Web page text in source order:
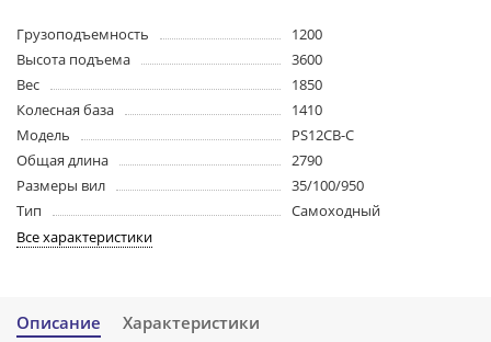
Грузоподъемность
1200
Высота подъема
3600
Вес
1850
Колесная база
1410
Модель
PS12CB-C
Общая длина
2790
Размеры вил
35/100/950
Тип
Самоходный
Все характеристики
Описание Характеристики